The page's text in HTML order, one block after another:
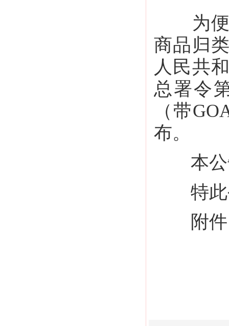
为
商品归
人民共
总署令
（带
布。
本公
特此
附件